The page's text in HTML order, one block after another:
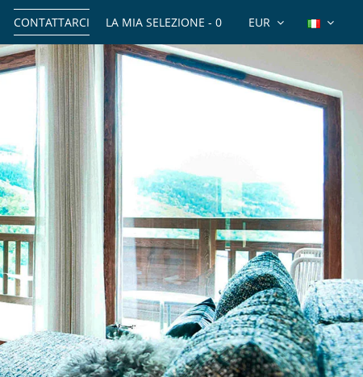
EUR
LA MIA SELEZIONE - 0
CONTATTARCI